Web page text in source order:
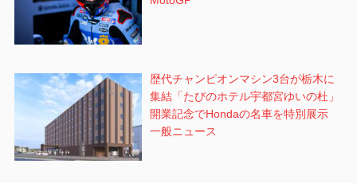
歴代チャンピオンマシン3台が栃木に
集結「たびのホテル宇都宮ゆいの杜」
開業記念でHondaの名車を特別展示
一般ニュース